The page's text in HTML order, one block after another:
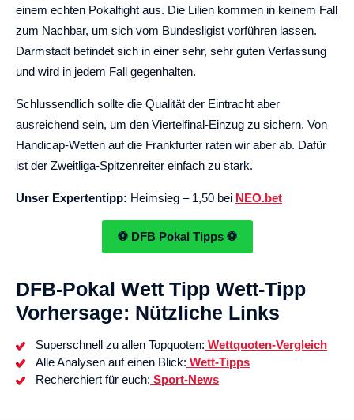
einem echten Pokalfight aus. Die Lilien kommen in keinem Fall
zum Nachbar, um sich vom Bundesligist vorführen lassen.
Darmstadt befindet sich in einer sehr, sehr guten Verfassung
und wird in jedem Fall gegenhalten.
Schlussendlich sollte die Qualität der Eintracht aber
ausreichend sein, um den Viertelfinal-Einzug zu sichern. Von
Handicap-Wetten auf die Frankfurter raten wir aber ab. Dafür
ist der Zweitliga-Spitzenreiter einfach zu stark.
Unser Expertentipp: Heimsieg – 1,50 bei NEO.bet
⚽ DFB Pokal Tipps ⚽
DFB-Pokal Wett Tipp Wett-Tipp
Vorhersage: Nützliche Links
Superschnell zu allen Topquoten: Wettquoten-Vergleich
Alle Analysen auf einen Blick: Wett-Tipps
Recherchiert für euch: Sport-News